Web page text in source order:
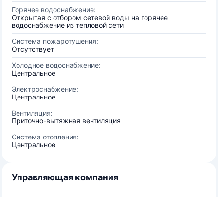
Горячее водоснабжение:
Открытая с отбором сетевой воды на горячее
водоснабжение из тепловой сети
Система пожаротушения:
Отсутствует
Холодное водоснабжение:
Центральное
Электроснабжение:
Центральное
Вентиляция:
Приточно-вытяжная вентиляция
Система отопления:
Центральное
Управляющая компания